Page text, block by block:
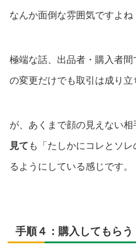
なんか面倒な雰囲気ですよね
極端な話、出品者・購入者
の変更だけでも取引は成り立
が、あくまで顔の見えない相
見て も「たしかにコレとソ
るようにしている感じです。
手順４：購入してもらう